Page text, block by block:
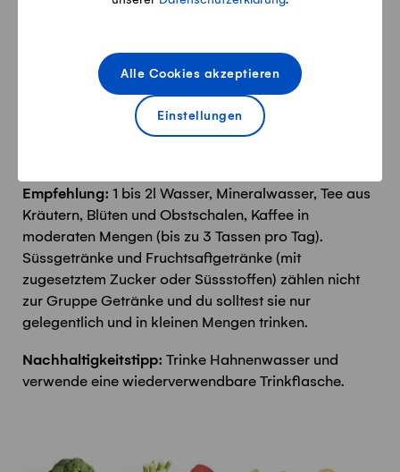
Einstellungen
Alle Cookies akzeptieren
Wasser ist Leben.
Ungezuckerte Getränke
Wasser reguliert die Körpertemperatur, transportiert
Nährstoffe und Stoffwechselprodukte. Trinke täglich
und über den Tag verteilt 1 bis 2l ungezuckerte
Empfehlung: 1 bis 2l Wasser, Mineralwasser, Tee aus
Kräutern, Blüten und Obstschalen, Kaffee in
moderaten Mengen (bis zu 3 Tassen pro Tag).
Süssgetränke und Fruchtsaftgetränke (mit
zugesetztem Zucker oder Süssstoffen) zählen nicht
zur Gruppe Getränke und du solltest sie nur
gelegentlich und in kleinen Mengen trinken.
Nachhaltigkeitstipp: Trinke Hahnenwasser und
verwende eine wiederverwendbare Trinkflasche.